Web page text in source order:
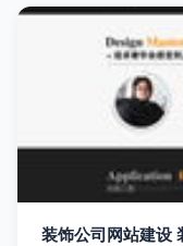
装饰公司网站建设